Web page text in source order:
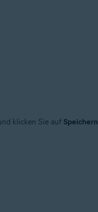
klicken Sie auf Speichern